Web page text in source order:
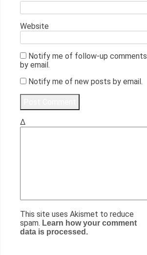
Website
Notify me of follow-up comments
by email.
Notify me of new posts by email.
Δ
This site uses Akismet to reduce
spam. Learn how your comment
data is processed.